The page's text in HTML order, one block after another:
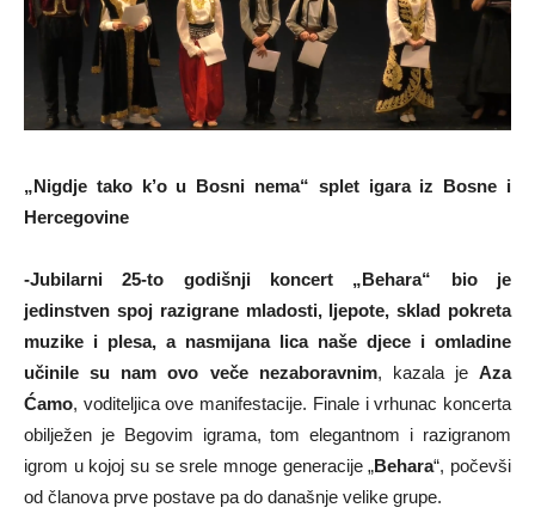
„Nigdje tako k’o u Bosni nema“ splet igara iz Bosne i
Hercegovine
-Jubilarni 25-to godišnji koncert „Behara“ bio je
jedinstven spoj razigrane mladosti, ljepote, sklad pokreta
muzike i plesa, a nasmijana lica naše djece i omladine
učinile su nam ovo veče nezaboravnim, kazala je Aza
Ćamo, voditeljica ove manifestacije. Finale i vrhunac koncerta
obilježen je Begovim igrama, tom elegantnom i razigranom
igrom u kojoj su se srele mnoge generacije „Behara“, počevši
od članova prve postave pa do današnje velike grupe.